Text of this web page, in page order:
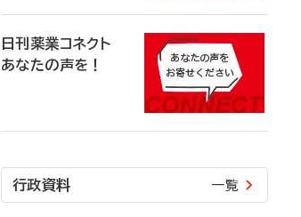
日刊薬業コネクト
あなたの声を！
行政資料 一覧